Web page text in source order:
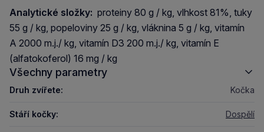
Analytické složky: proteiny 80 g / kg, vlhkost 81%, tuky
55 g / kg, popeloviny 25 g / kg, vláknina 5 g / kg, vitamín
A 2000 m.j./ kg, vitamín D3 200 m.j./ kg, vitamín E
(alfatokoferol) 16 mg / kg
Všechny parametry
Druh zvířete: Kočka
Stáří kočky: Dospělí